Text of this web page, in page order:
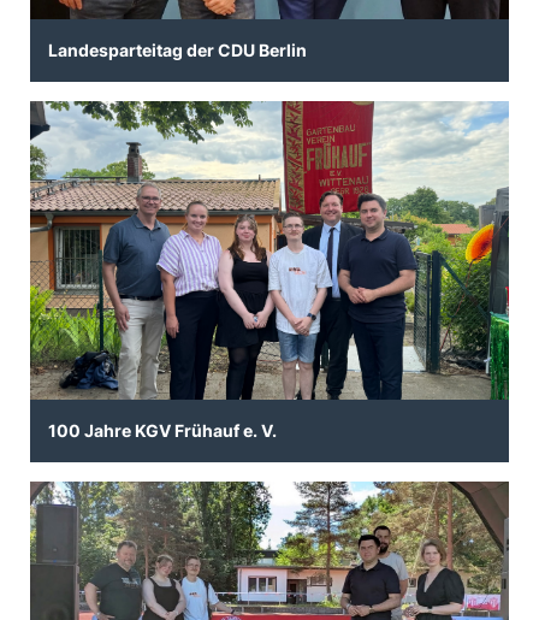
Landesparteitag der CDU Berlin
100 Jahre KGV Frühauf e. V.